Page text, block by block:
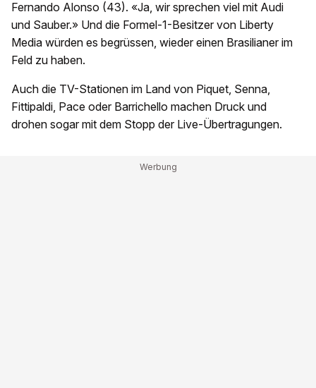
Fernando Alonso (43). «Ja, wir sprechen viel mit Audi
und Sauber.» Und die Formel-1-Besitzer von Liberty
Media würden es begrüssen, wieder einen Brasilianer im
Feld zu haben.
Auch die TV-Stationen im Land von Piquet, Senna,
Fittipaldi, Pace oder Barrichello machen Druck und
drohen sogar mit dem Stopp der Live-Übertragungen.